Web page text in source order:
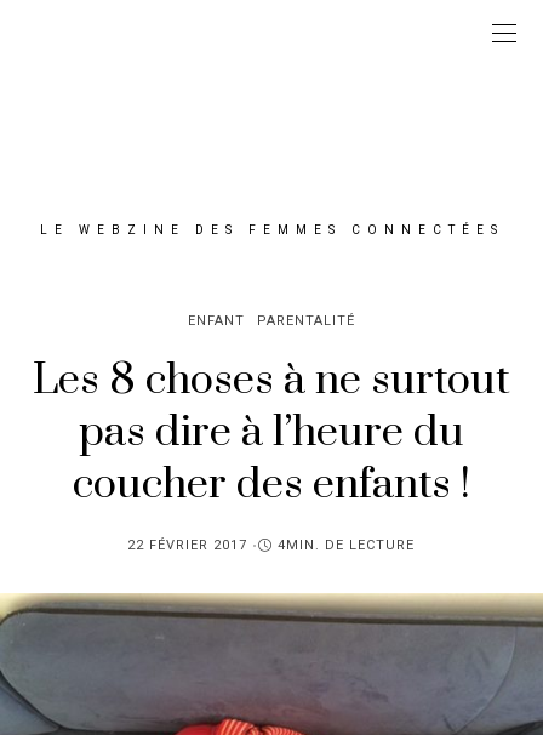
LE WEBZINE DES FEMMES CONNECTÉES
ENFANT PARENTALITÉ
Les 8 choses à ne surtout
pas dire à l’heure du
coucher des enfants !
PUBLIÉ
22 FÉVRIER 2017 4MIN. DE LECTURE